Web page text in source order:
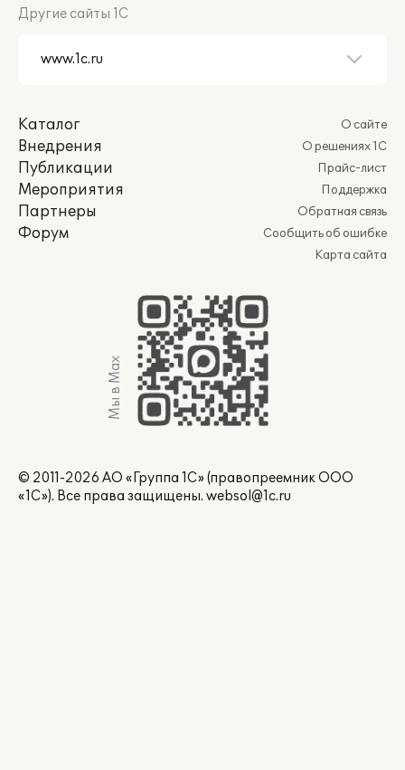
Другие сайты 1С
Каталог
Внедрения
Публикации
Мероприятия
Партнеры
Форум
О сайте
О решениях 1С
Прайс-лист
Поддержка
Обратная связь
Сообщить об ошибке
Карта сайта
Мы в Max
© 2011-2026 АО «Группа 1С» (правопреемник ООО
«1С»). Все права защищены. websol@1c.ru